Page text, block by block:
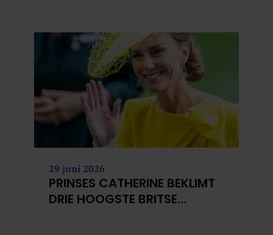
29 juni 2026
PRINSES CATHERINE BEKLIMT
DRIE HOOGSTE BRITSE